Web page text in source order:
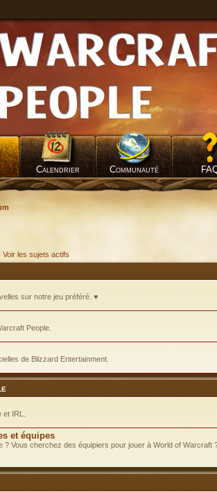
Calendrier Communauté
Voir les sujets actifs
sur notre jeu préféré. ♥
People.
de Blizzard Entertainment.
IRL.
et équipes
? Vous cherchez des équipiers pour jouer à World of Warcraft